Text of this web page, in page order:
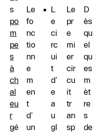
s
po
m
pe
s
à
ch
al
eu
r
gé
Le
fo
nc
tio
nn
e
m
en
t
d’
un
L
e
ci
rc
ui
t
d’
e
a
u
gl
Le
pr
e
mi
er
cir
cu
it
tr
an
sp
D
ès
qu
el
qu
es
m
èt
re
s
de